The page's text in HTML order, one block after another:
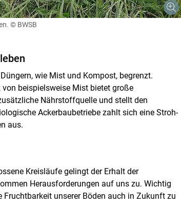
© BWSB
wie Mist und Kompost, begrenzt.
beispielsweise Mist bietet große
Nährstoffquelle und stellt den
Ackerbaubetriebe zahlt sich eine Stroh-
aus.
Kreisläufe gelingt der Erhalt der
Herausforderungen auf uns zu. Wichtig
unserer Böden auch in Zukunft zu